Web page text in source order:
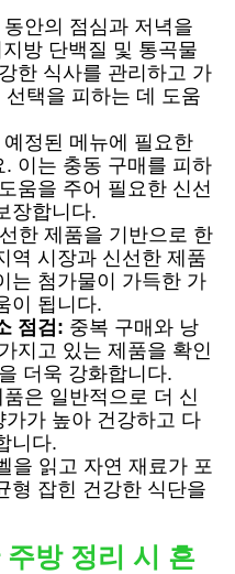
동안의 점심과 저녁을
방 단백질 및 통곡물
한 식사를 관리하고 가
택을 피하는 데 도움
예정된 메뉴에 필요한
이는 충동 구매를 피하
움을 주어 필요한 신선
장합니다.
한 제품을 기반으로 한
역 시장과 신선한 제품
는 첨가물이 가득한 가
이 됩니다.
점검: 중복 구매와 낭
지고 있는 제품을 확인
더욱 강화합니다.
은 일반적으로 더 신
가 높아 건강하고 다
니다.
을 읽고 자연 재료가 포
형 잡힌 건강한 식단을
방 정리 시 흔